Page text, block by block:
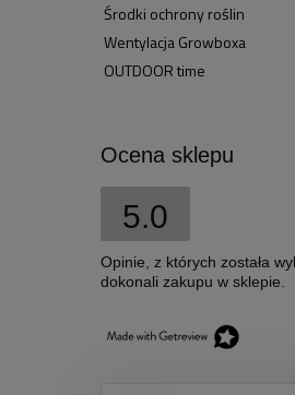
Środki ochrony roślin
Wentylacja Growboxa
OUTDOOR time
Ocena sklepu
5.0
Opinie, z których została
dokonali zakupu w sklepie.